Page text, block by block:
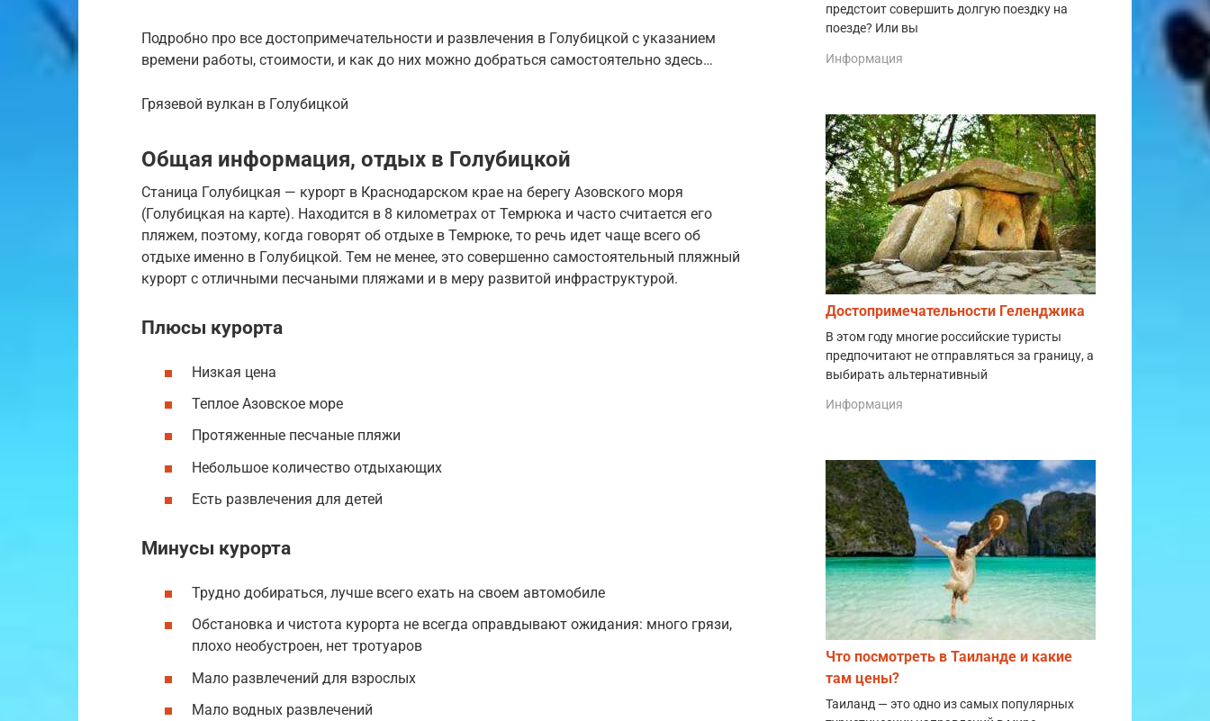
Подробно про все достопримечательности и развлечения в Голубицкой с указанием
времени работы, стоимости, и как до них можно добраться самостоятельно здесь…
Грязевой вулкан в Голубицкой
Общая информация, отдых в Голубицкой
Станица Голубицкая — курорт в Краснодарском крае на берегу Азовского моря
(Голубицкая на карте). Находится в 8 километрах от Темрюка и часто считается его
пляжем, поэтому, когда говорят об отдыхе в Темрюке, то речь идет чаще всего об
отдыхе именно в Голубицкой. Тем не менее, это совершенно самостоятельный пляжный
курорт с отличными песчаными пляжами и в меру развитой инфраструктурой.
Плюсы курорта
Низкая цена
Теплое Азовское море
Протяженные песчаные пляжи
Небольшое количество отдыхающих
Есть развлечения для детей
Минусы курорта
Трудно добираться, лучше всего ехать на своем автомобиле
Обстановка и чистота курорта не всегда оправдывают ожидания: много грязи,
плохо необустроен, нет тротуаров
Мало развлечений для взрослых
Мало водных развлечений
предстоит совершить долгую поездку на
поезде? Или вы
Информация
Достопримечательности Геленджика
В этом году многие российские туристы
предпочитают не отправляться за границу, а
выбирать альтернативный
Информация
Что посмотреть в Таиланде и какие
там цены?
Таиланд — это одно из самых популярных